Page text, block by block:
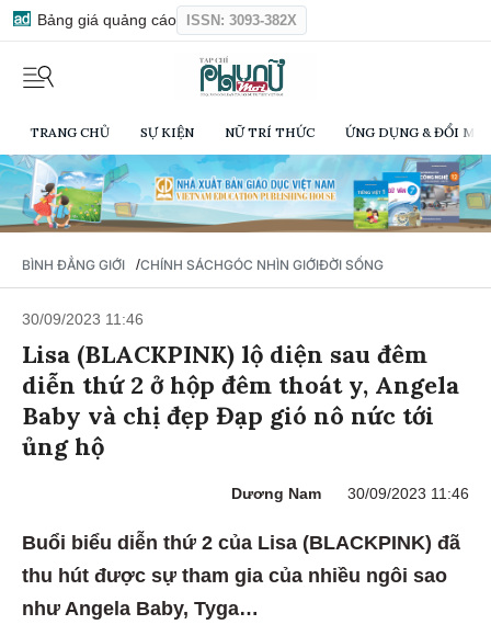
Bảng giá quảng cáo ISSN: 3093-382X
TRANG CHỦ SỰ KIỆN NỮ TRÍ THỨC ỨNG DỤNG & ĐỔI
BÌNH ĐẲNG GIỚI /CHÍNH SÁCHGÓC NHÌN GIỚIĐỜI SỐNG
30/09/2023 11:46
Lisa (BLACKPINK) lộ diện sau đêm
diễn thứ 2 ở hộp đêm thoát y, Angela
Baby và chị đẹp Đạp gió nô nức tới
ủng hộ
Dương Nam 30/09/2023 11:46
Buổi biểu diễn thứ 2 của Lisa (BLACKPINK) đã
thu hút được sự tham gia của nhiều ngôi sao
như Angela Baby, Tyga…